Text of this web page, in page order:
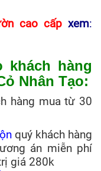
cao cấp xem:
khách hàng
Nhân Tạo:
hàng mua từ 30
quý khách hàng
án miễn phí
giá 280k